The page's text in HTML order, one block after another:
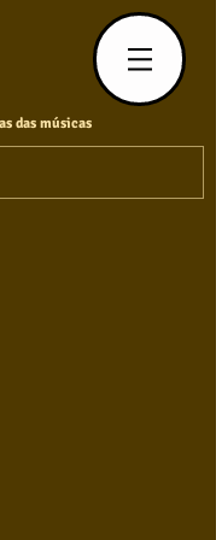
das músicas